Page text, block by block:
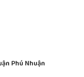
Phú Nhuận